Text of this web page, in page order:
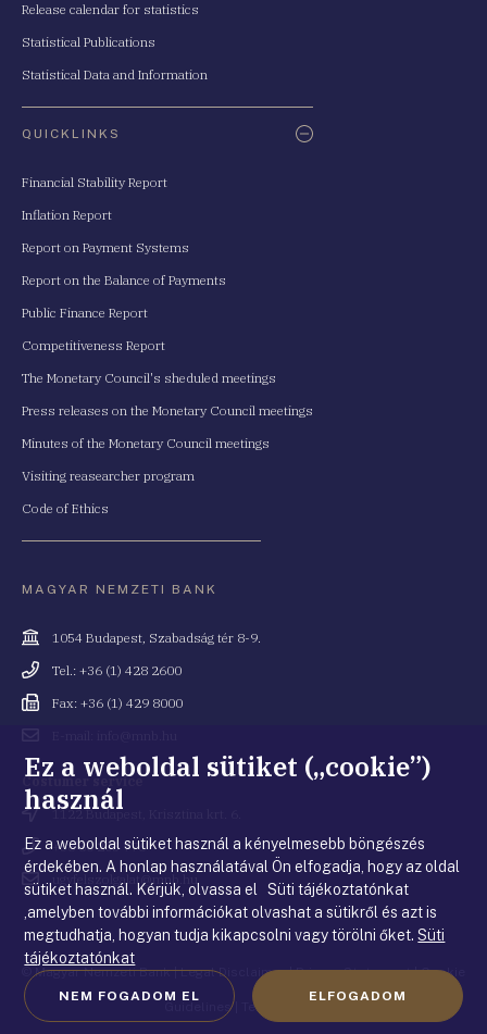
Release calendar for statistics
Statistical Publications
Statistical Data and Information
QUICKLINKS
Financial Stability Report
Inflation Report
Report on Payment Systems
Report on the Balance of Payments
Public Finance Report
Competitiveness Report
The Monetary Council's sheduled meetings
Press releases on the Monetary Council meetings
Minutes of the Monetary Council meetings
Visiting reasearcher program
Code of Ethics
MAGYAR NEMZETI BANK
Cím
1054 Budapest, Szabadság tér 8-9.
Telefonszám
Tel.: +36 (1) 428 2600
Fax
Fax: +36 (1) 429 8000
cím
Costumer service
Cím 1122 Budapest, Krisztina krt. 6.
Telefonszám
+36 80 203 776
cím
ugyfelszolgalat@mnb.hu
© Magyar Nemzeti Bank|Legal Disclaimer|Privacy Statement|Cookie
Guidelines| Terms of use
Ez a weboldal sütiket („cookie”)
használ
Ez a weboldal sütiket használ a kényelmesebb böngészés
érdekében. A honlap használatával Ön elfogadja, hogy az oldal
sütiket használ. Kérjük, olvassa el Süti tájékoztatónkat
,amelyben további információkat olvashat a sütikről és azt is
megtudhatja, hogyan tudja kikapcsolni vagy törölni őket.Süti
tájékoztatónkat
NEM FOGADOM EL ELFOGADOM